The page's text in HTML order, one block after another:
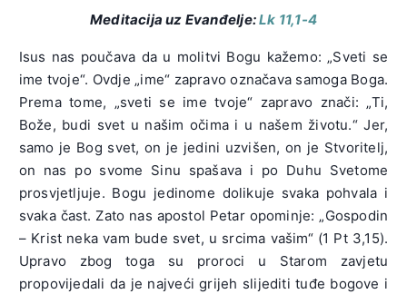
Meditacija uz Evanđelje:Lk 11,1-4
Isus nas poučava da u molitvi Bogu kažemo: „Sveti se
ime tvoje“. Ovdje „ime“ zapravo označava samoga Boga.
Prema tome, „sveti se ime tvoje“ zapravo znači: „Ti,
Bože, budi svet u našim očima i u našem životu.“ Jer,
samo je Bog svet, on je jedini uzvišen, on je Stvoritelj,
on nas po svome Sinu spašava i po Duhu Svetome
prosvjetljuje. Bogu jedinome dolikuje svaka pohvala i
svaka čast. Zato nas apostol Petar opominje: „Gospodin
– Krist neka vam bude svet, u srcima vašim“ (1 Pt 3,15).
Upravo zbog toga su proroci u Starom zavjetu
propovijedali da je najveći grijeh slijediti tuđe bogove i